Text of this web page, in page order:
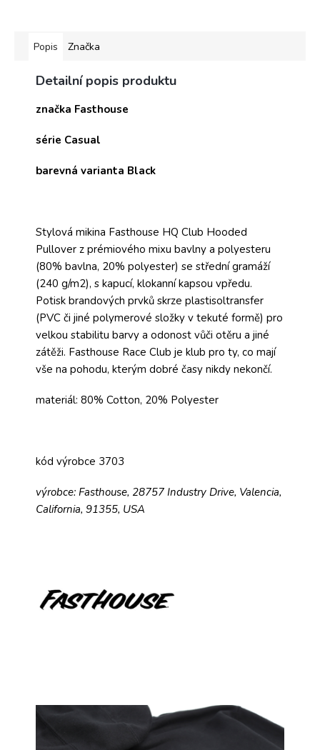
Popis Značka
Detailní popis produktu
značka Fasthouse
série Casual
barevná varianta Black
Stylová mikina Fasthouse HQ Club Hooded
Pullover z prémiového mixu bavlny a polyesteru
(80% bavlna, 20% polyester) se střední gramáží
(240 g/m2), s kapucí, klokanní kapsou vpředu.
Potisk brandových prvků skrze plastisoltransfer
(PVC či jiné polymerové složky v tekuté formě) pro
velkou stabilitu barvy a odonost vůči otěru a jiné
zátěži. Fasthouse Race Club je klub pro ty, co mají
vše na pohodu, kterým dobré časy nikdy nekončí.
materiál: 80% Cotton, 20% Polyester
kód výrobce 3703
výrobce: Fasthouse, 28757 Industry Drive, Valencia,
California, 91355, USA